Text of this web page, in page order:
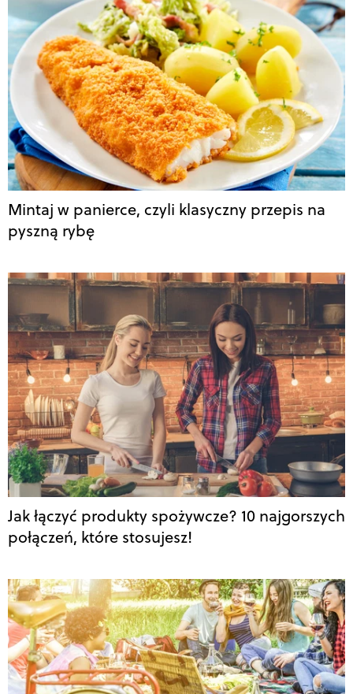
Mintaj w panierce, czyli klasyczny przepis na
pyszną rybę
Jak łączyć produkty spożywcze? 10 najgorszych
połączeń, które stosujesz!